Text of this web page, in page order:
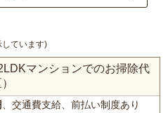
ています)
マンションでのお掃除代
、交通費支給、前払い制度あり